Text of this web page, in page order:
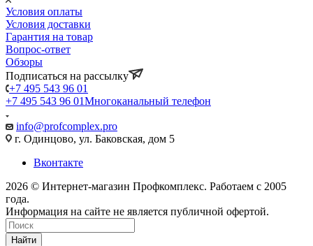
Условия оплаты
Условия доставки
Гарантия на товар
Вопрос-ответ
Обзоры
Подписаться на рассылку
+7 495 543 96 01
+7 495 543 96 01Многоканальный телефон
info@profcomplex.pro
г. Одинцово, ул. Баковская, дом 5
Вконтакте
2026 © Интернет-магазин Профкомплекс. Работаем с 2005
года.
Информация на сайте не является публичной офертой.
Найти